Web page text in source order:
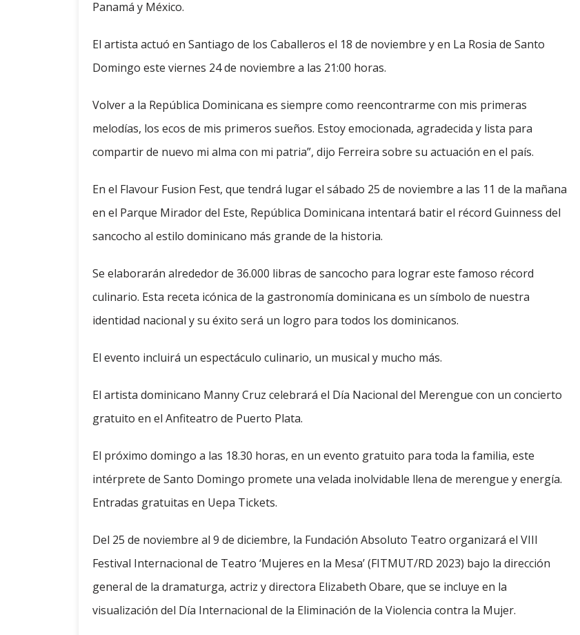
Panamá y México.
El artista actuó en Santiago de los Caballeros el 18 de noviembre y en La Rosia de Santo
Domingo este viernes 24 de noviembre a las 21:00 horas.
Volver a la República Dominicana es siempre como reencontrarme con mis primeras
melodías, los ecos de mis primeros sueños. Estoy emocionada, agradecida y lista para
compartir de nuevo mi alma con mi patria”, dijo Ferreira sobre su actuación en el país.
En el Flavour Fusion Fest, que tendrá lugar el sábado 25 de noviembre a las 11 de la mañana
en el Parque Mirador del Este, República Dominicana intentará batir el récord Guinness del
sancocho al estilo dominicano más grande de la historia.
Se elaborarán alrededor de 36.000 libras de sancocho para lograr este famoso récord
culinario. Esta receta icónica de la gastronomía dominicana es un símbolo de nuestra
identidad nacional y su éxito será un logro para todos los dominicanos.
El evento incluirá un espectáculo culinario, un musical y mucho más.
El artista dominicano Manny Cruz celebrará el Día Nacional del Merengue con un concierto
gratuito en el Anfiteatro de Puerto Plata.
El próximo domingo a las 18.30 horas, en un evento gratuito para toda la familia, este
intérprete de Santo Domingo promete una velada inolvidable llena de merengue y energía.
Entradas gratuitas en Uepa Tickets.
Del 25 de noviembre al 9 de diciembre, la Fundación Absoluto Teatro organizará el VIII
Festival Internacional de Teatro ‘Mujeres en la Mesa’ (FITMUT/RD 2023) bajo la dirección
general de la dramaturga, actriz y directora Elizabeth Obare, que se incluye en la
visualización del Día Internacional de la Eliminación de la Violencia contra la Mujer.